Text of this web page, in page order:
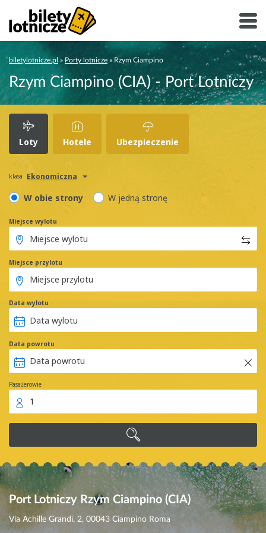
biletylotnicze.pl » Porty lotnicze » Rzym Ciampino
Rzym Ciampino (CIA) - Port Lotniczy
Loty Hotele Ubezpieczenie
klasa Ekonomiczna
W obie strony W jedną stronę
Miejsce wylotu
Miejsce przylotu
Data wylotu
Data powrotu
Pasażerowie
1
Port Lotniczy Rzym Ciampino (CIA)
Via Achille Grandi, 2, 00043 Ciampino Roma